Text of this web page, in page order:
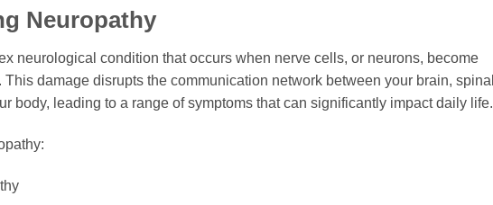
Neuropathy
neurological condition that occurs when nerve cells, or neurons, become
damage disrupts the communication network between your brain, spinal
body, leading to a range of symptoms that can significantly impact daily life.